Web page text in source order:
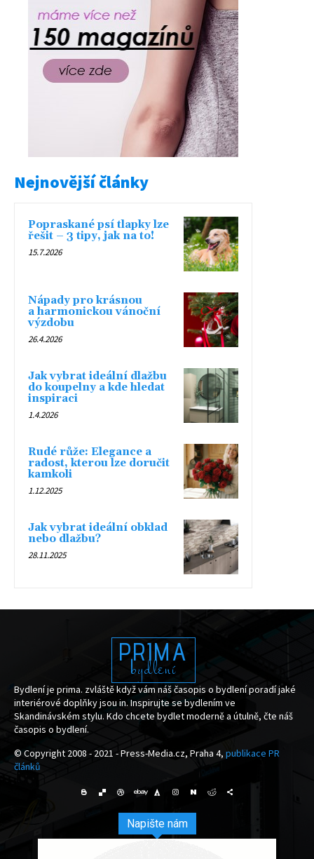
Nejnovější články
Popraskané psí tlapky lze
řešit – 3 tipy, jak na to!
15.7.2026
Nápady pro krásnou
a harmonickou vánoční
výzdobu
26.4.2026
Jak vybrat ideální dlažbu
do koupelny a kde hledat
inspiraci
1.4.2026
Rudé růže: Elegance a
radost, kterou lze doručit
kamkoli
1.12.2025
Jak vybrat ideální obklad
nebo dlažbu?
28.11.2025
PRIMA
bydlení
Bydlení je prima. zvláště když vám náš časopis o bydlení poradí jaké
interiérové doplňky jsou in. Inspirujte se bydlením ve
Skandinávském stylu. Kdo chcete bydlet moderně a útulně, čte náš
časopis o bydlení.
© Copyright 2008 - 2021 - Press-Media.cz, Praha 4, publikace PR
článků
Napište nám